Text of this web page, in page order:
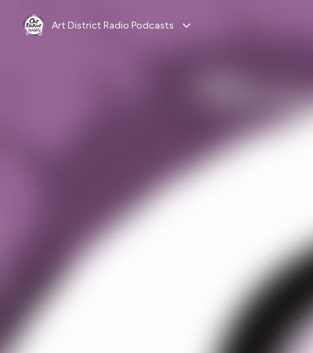
Art District Radio Podcasts